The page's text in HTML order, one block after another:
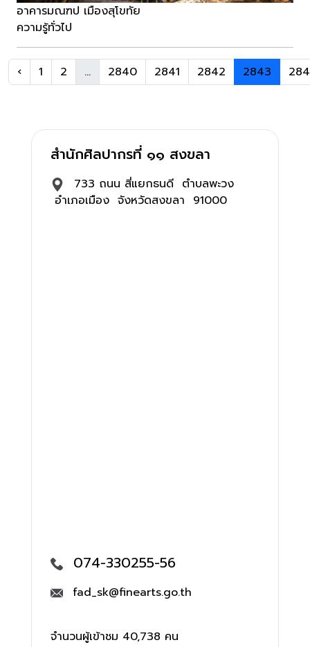
อาคารมณฑป เมืองสุโขทัย
ความรู้ทั่วไป
‹ 1 2 ... 2840 2841 2842 2843
สำนักศิลปากรที่ ๑๑ สงขลา
733 ถนน สี่แยกธนดี ตำบลพะวง
อำเภอเมือง จังหวัดสงขลา 91000
074-330255-56
fad_sk@finearts.go.th
จำนวนผู้เข้าชม 40,738 คน